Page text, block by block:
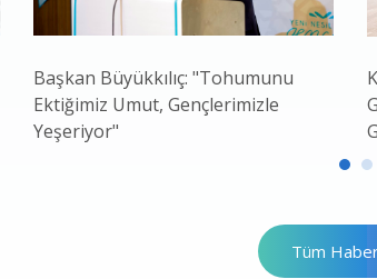
Başkan Büyükkılıç: "Tohumunu
Ektiğimiz Umut, Gençlerimizle
Yeşeriyor"
Tüm